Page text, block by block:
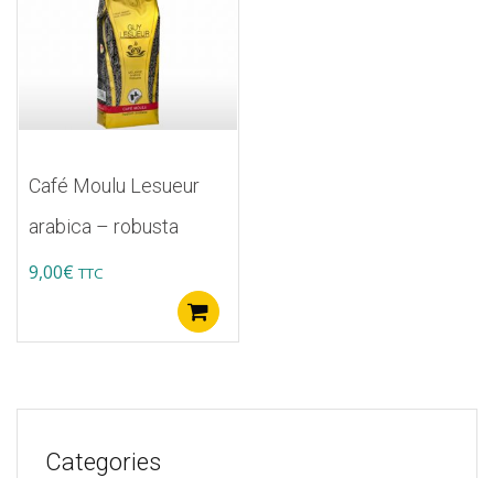
Café Moulu Lesueur
arabica – robusta
9,00€ TTC
Categories